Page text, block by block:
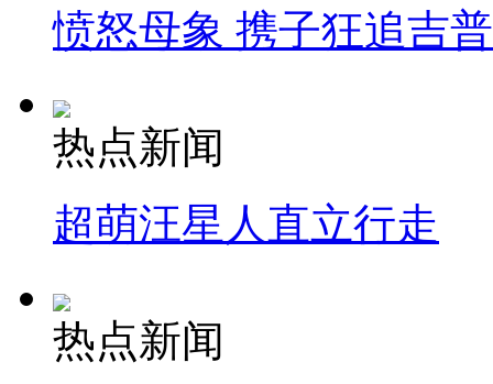
愤怒母象 携子狂追吉
热点新闻
超萌汪星人直立行走
热点新闻